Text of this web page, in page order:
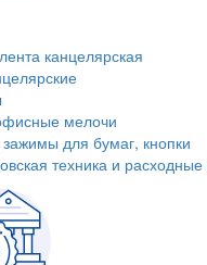
канцелярская
мелочи
для бумаг, кнопки
техника и